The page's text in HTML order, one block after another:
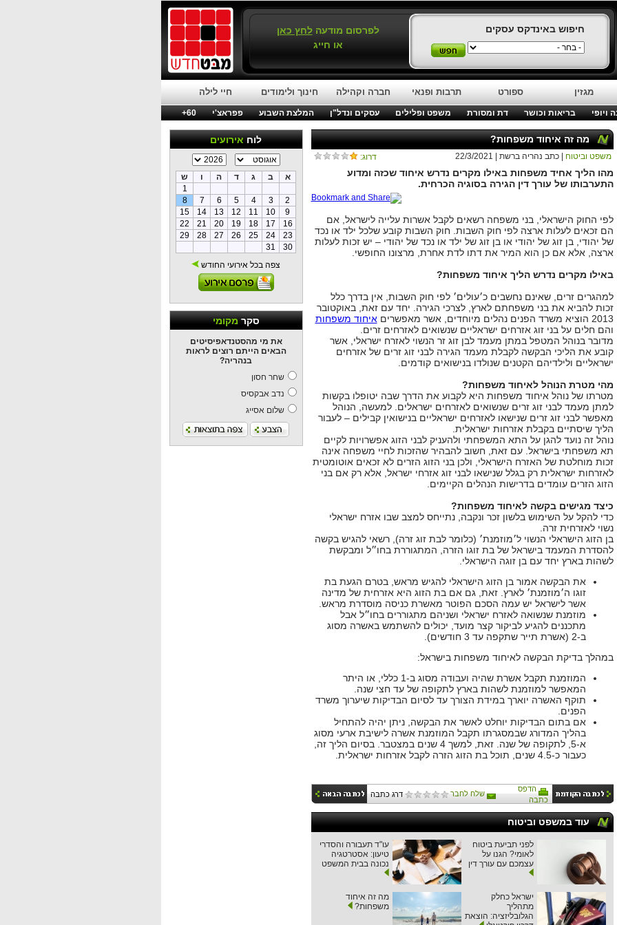
חיפוש באינדקס עסקים לפרסום מודעהלחץ כאן
או חייג
מגזין ספורט תרבות ופנאי חברה וקהילה חינוך ולימודים חיי לילה
ויופי בריאות וכושר דת ומסורת משפט ופלילים עסקים ונדל"ן המלצת השבוע פפראצ'י
60+
לוחאירועים
א ב ג ד ה ו
ש
1
2
3
4
5
6
7
8
9
10
11
12
13
14
15
16
17
18
19
20
21
22
23
24
25
26
27
28
29
30
31
צפה בכל אירועי החודש
סקרמקומי
את מי מהסטנדאפיסיטים
הבאים הייתם רוצים לראות
בנהריה?
שחר חסון
נדב אבקסיס
שלום אסייג
מה זה איחוד משפחות?
דרוג: משפט וביטוח | כתב נהריה ברשת | 22/3/2021
מהו הליך אחיד משפחות באילו מקרים נדרש איחוד שכזה ומדוע
התערבותו של עורך דין הגירה בסוגיה הכרחית.
לפי החוק הישראלי, בני משפחה רשאים לקבל אשרות עלייה לישראל, אם
הם זכאים לעלות ארצה לפי חוק השבות. חוק השבות קובע שלכל ילד או נכד
של יהודי, בן זוג של יהודי או בן זוג של ילד או נכד של יהודי – יש זכות לעלות
ארצה, אלא אם כן הוא המיר את דתו לדת אחרת, מרצונו החופשי.
באילו מקרים נדרש הליך איחוד משפחות?
למהגרים זרים, שאינם נחשבים כ׳עולים׳ לפי חוק השבות, אין בדרך כלל
זכות להביא את בני משפחתם לארץ, לצרכי הגירה. יחד עם זאת, באוקטובר
2013 הוציא משרד הפנים נהלים מיוחדים, אשר מאפשרים
איחוד משפחות
והם חלים על בני זוג אזרחים ישראליים שנשואים לאזרחים זרים.
מדובר בנוהל המטפל במתן מעמד לבן זוג זר הנשוי לאזרח ישראלי, אשר
קובע את הליכי הבקשה לקבלת מעמד הגירה לבני זוג זרים של אזרחים
ישראליים ולילדיהם הקטנים שנולדו בנישואים קודמים.
מהי מטרת הנוהל לאיחוד משפחות?
מטרתו של נוהל איחוד משפחות היא לקבוע את הדרך שבה יטופלו בקשות
למתן מעמד לבני זוג זרים שנשואים לאזרחים ישראלים. למעשה, הנוהל
מאפשר לבני זוג זרים שנישאו לאזרחים ישראליים בנישואין קבילים – לעבור
הליך שיסתיים בקבלת אזרחות ישראלית.
נוהל זה נועד להגן על התא המשפחתי ולהעניק לבני הזוג אפשרויות לקיים
תא משפחתי בישראל. עם זאת, חשוב להבהיר שהזכות לחיי משפחה אינה
זכות מוחלטת של האזרח הישראלי, ולכן בני הזוג הזרים לא זכאים אוטומטית
לאזרחות ישראלית רק בגלל שנישאו לבני זוג אזרחי ישראל, אלא רק אם בני
הזוג הזרים עומדים בדרישות הנהלים הקיימים.
כיצד מגישים בקשה לאיחוד משפחות?
כדי להקל על השימוש בלשון זכר ונקבה, נתייחס למצב שבו אזרח ישראלי
נשוי לאזרחית זרה.
בן הזוג הישראלי הנשוי ל׳מוזמנת׳ (כלומר לבת זוג זרה), רשאי להגיש בקשה
להסדרת המעמד בישראל של בת זוגו הזרה, המתגוררת בחו״ל ומבקשת
לשהות בארץ יחד עם בן זוגה הישראלי.
את הבקשה אמור בן הזוג הישראלי להגיש מראש, בטרם הגעת בת
זוגו ה׳מוזמנת׳ לארץ. זאת, גם אם בת הזוג היא אזרחית של מדינה
אשר לישראל יש עמה הסכם הפוטר מאשרת כניסה מוסדרת מראש.
מוזמנת שנשואה לאזרח ישראלי ושניהם מתגוררים בחו״ל אבל
מתכננים להגיע לביקור קצר מועד, יכולים להשתמש באשרה מסוג
ב-2 (אשרת תייר שתקפה עד 3 חודשים).
במהלך בדיקת הבקשה לאיחוד משפחות בישראל:
המוזמנת תקבל אשרת שהיה ועבודה מסוג ב-1 כללי, או היתר
המאפשר למוזמנת לשהות בארץ לתקופה של עד חצי שנה.
תוקף האשרה יוארך במידת הצורך עד לסיום הבדיקות שיערוך משרד
הפנים.
אם בתום הבדיקות יוחלט לאשר את הבקשה, ניתן יהיה להתחיל
בהליך המדורג שבמסגרתו תקבל המוזמנת אשרה לישיבת ארעי מסוג
א-5, לתקופה של שנה. זאת, למשך 4 שנים במצטבר. בסיום הליך זה,
כעבור כ-4.5 שנים, תוכל בת הזוג הזרה לקבל אזרחות ישראלית.
הדפס
כתבה
שלח לחבר דרג כתבה
עוד במשפט וביטוח
לפני תביעת ביטוח
לאומי? הגנו על
עצמכם עם עורך דין
עו"ד תעבורה והסדרי
טיעון: אסטרטגיה
נכונה בבית המשפט
ישראל כחלק
מתהליך
הגלובליזציה: הוצאת
מה זה איחוד
משפחות?